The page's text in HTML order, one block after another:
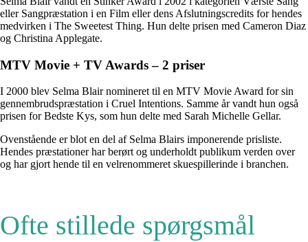
eller Sangpræstation i en Film eller dens Afslutningscredits for hendes
medvirken i The Sweetest Thing. Hun delte prisen med Cameron Diaz
og Christina Applegate.
MTV Movie + TV Awards – 2 priser
I 2000 blev Selma Blair nomineret til en MTV Movie Award for sin
gennembrudspræstation i Cruel Intentions. Samme år vandt hun også
prisen for Bedste Kys, som hun delte med Sarah Michelle Gellar.
Ovenstående er blot en del af Selma Blairs imponerende prisliste.
Hendes præstationer har berørt og underholdt publikum verden over
og har gjort hende til en velrenommeret skuespillerinde i branchen.
Ofte stillede spørgsmål